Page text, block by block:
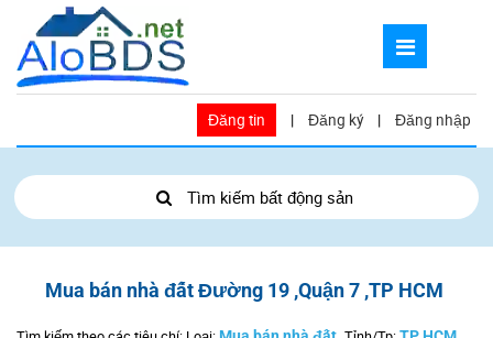
Đăng tin | Đăng ký | Đăng nhập
Tìm kiếm bất động sản
Mua bán nhà đất Đường 19 ,Quận 7 ,TP HCM